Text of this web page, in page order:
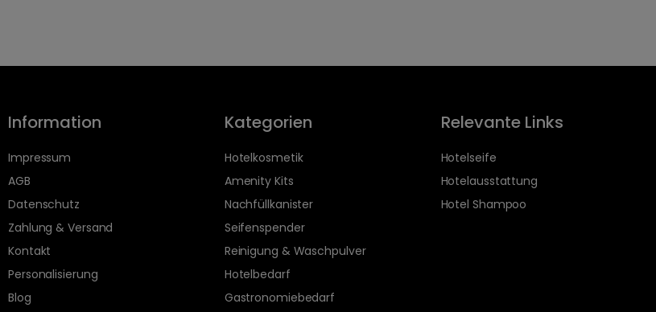
Information
Impressum
AGB
Datenschutz
Zahlung & Versand
Kontakt
Personalisierung
Blog
Kategorien
Hotelkosmetik
Amenity Kits
Nachfüllkanister
Seifenspender
Reinigung & Waschpulver
Hotelbedarf
Gastronomiebedarf
Relevante Links
Hotelseife
Hotelausstattung
Hotel Shampoo